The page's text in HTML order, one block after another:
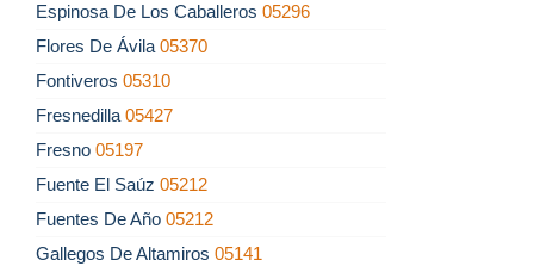
Espinosa De Los Caballeros 05296
Flores De Ávila 05370
Fontiveros 05310
Fresnedilla 05427
Fresno 05197
Fuente El Saúz 05212
Fuentes De Año 05212
Gallegos De Altamiros 05141